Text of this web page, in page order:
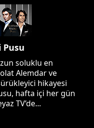
soluklu en
Alemdar ve
hikayesi
hafta içi her gün
TV’de...